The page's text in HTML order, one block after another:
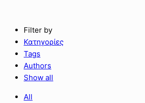
Filter by
Κατηγορίες
Tags
Authors
Show all
All